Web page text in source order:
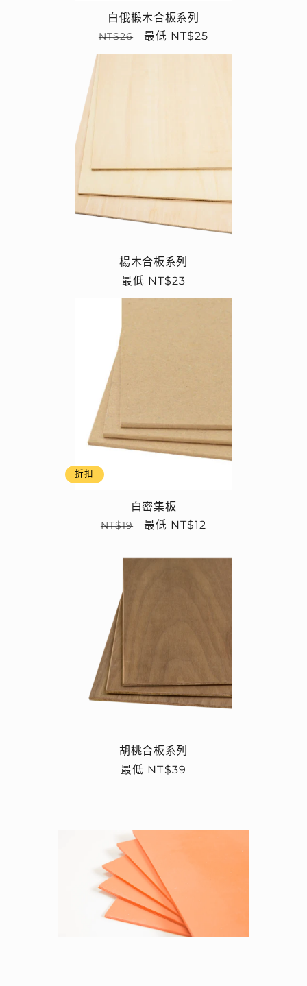
白俄椴木合板系列
定
NT$26
售
最低 NT$25
楊木合板系列
定
最低 NT$23
折扣
白密集板
定
NT$19
售
最低 NT$12
胡桃合板系列
定
最低 NT$39